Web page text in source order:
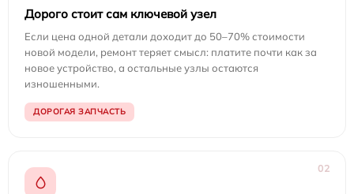
Дорого стоит сам ключевой узел
Если цена одной детали доходит до 50–70% стоимости
новой модели, ремонт теряет смысл: платите почти как за
новое устройство, а остальные узлы остаются
изношенными.
ДОРОГАЯ ЗАПЧАСТЬ
02